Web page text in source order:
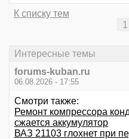
К списку тем
1
Интересные темы
forums-kuban.ru
06.08.2026 - 17:55
Смотри также:
Ремонт компрессора
сжается аккумулятор
ВАЗ 21103 глохнет при